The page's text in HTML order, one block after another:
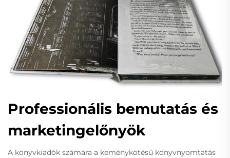
Professionális bemutatás és
marketingelőnyök
A könyvkiadók számára a keménykötésű könyvnyomtatás